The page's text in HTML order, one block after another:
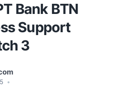
Bank BTN
Support
3
•